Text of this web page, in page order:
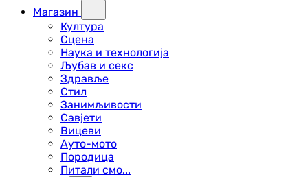
Магазин
Култура
Сцена
Наука и технологија
Љубав и секс
Здравље
Стил
Занимљивости
Савјети
Вицеви
Ауто-мото
Породица
Питали смо...